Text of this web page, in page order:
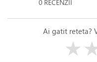
0 RECENZII
Ai gatit reteta?
★